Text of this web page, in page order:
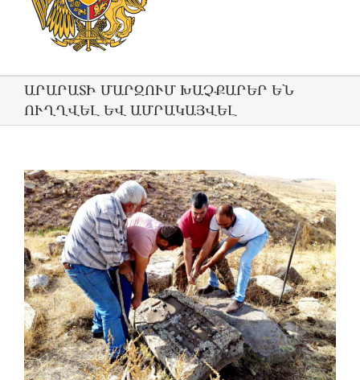
ԱՐԱՐԱՏԻ ՄԱՐԶՈՒՄ ԽԱՉՔԱՐԵՐ ԵՆ
ՈՒՂՂՎԵԼ ԵՎ ԱՄՐԱԿԱՅՎԵԼ
View
Larger
Image